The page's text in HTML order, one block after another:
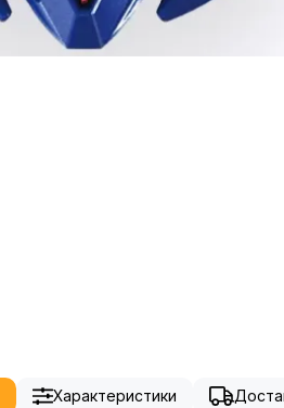
Характеристики